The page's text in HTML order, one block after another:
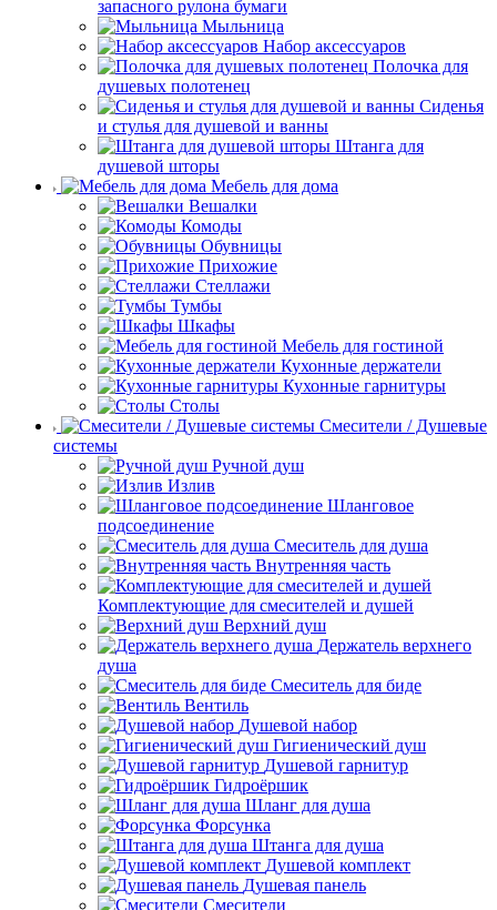
запасного рулона бумаги
Мыльница
Набор аксессуаров
Полочка для
душевых полотенец
Сиденья
и стулья для душевой и ванны
Штанга для
душевой шторы
Мебель для дома
Вешалки
Комоды
Обувницы
Прихожие
Стеллажи
Тумбы
Шкафы
Мебель для гостиной
Кухонные держатели
Кухонные гарнитуры
Столы
Смесители / Душевые
системы
Ручной душ
Излив
Шланговое
подсоединение
Смеситель для душа
Внутренняя часть
Комплектующие для смесителей и душей
Верхний душ
Держатель верхнего
душа
Смеситель для биде
Вентиль
Душевой набор
Гигиенический душ
Душевой гарнитур
Гидроёршик
Шланг для душа
Форсунка
Штанга для душа
Душевой комплект
Душевая панель
Смесители